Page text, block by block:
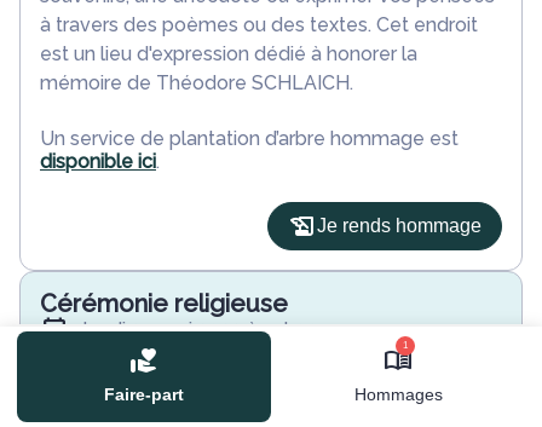
Faire-part
1
Hommages
à travers des poèmes ou des textes. Cet endroit
est un lieu d'expression dédié à honorer la
mémoire de Théodore SCHLAICH.
Un service de plantation d’arbre hommage est
disponible ici.
Je rends hommage
Cérémonie religieuse
jeudi 04 mai 2023 à 14h00
Cathédrale Saint-Louis de Blois
41000 Blois